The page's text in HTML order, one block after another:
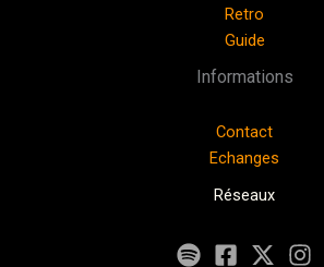
Retro
Guide
Informations
Contact
Echanges
Réseaux